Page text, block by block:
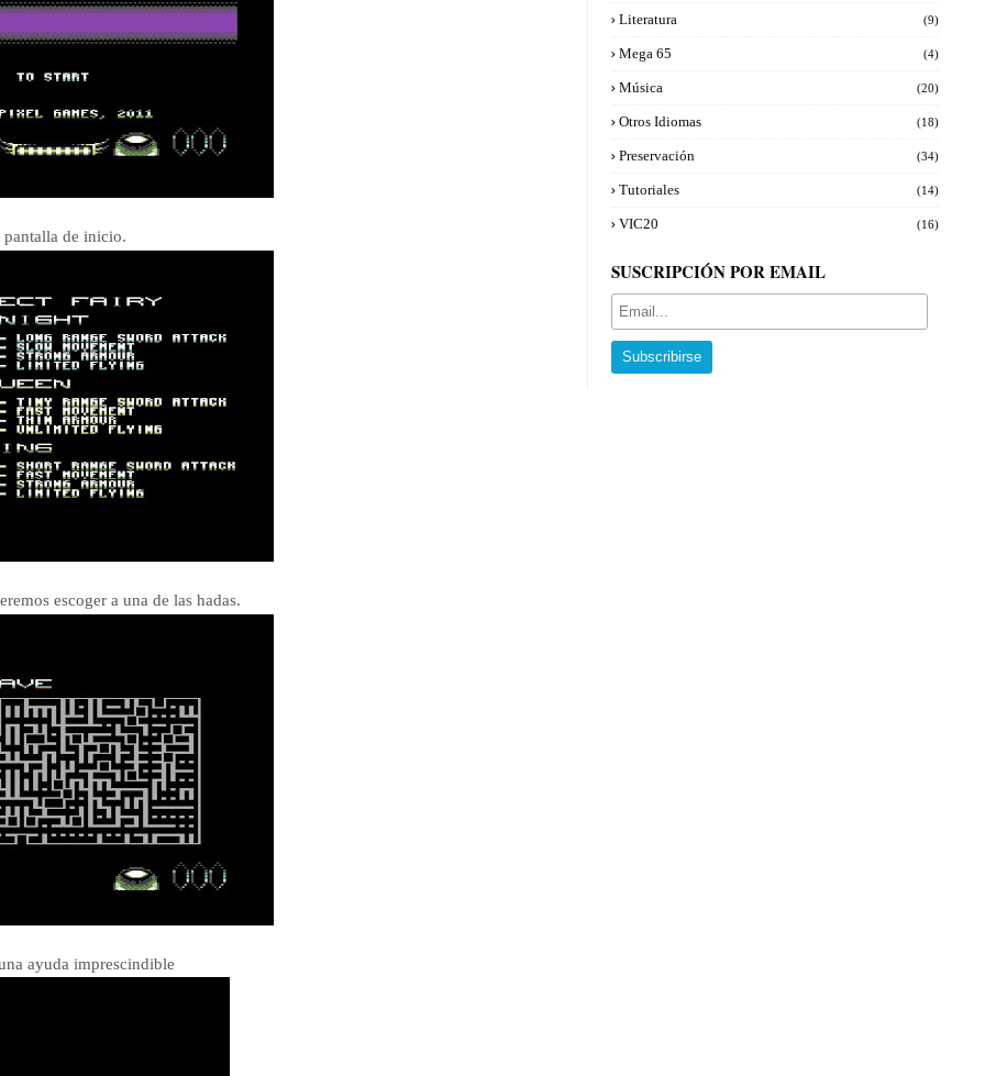
pantalla de inicio.
escoger a una de las hadas.
ayuda imprescindible
Literatura (9)
Mega 65 (4)
Música (20)
Otros Idiomas (18)
Preservación (34)
Tutoriales (14)
VIC20 (16)
SUSCRIPCIÓN POR EMAIL